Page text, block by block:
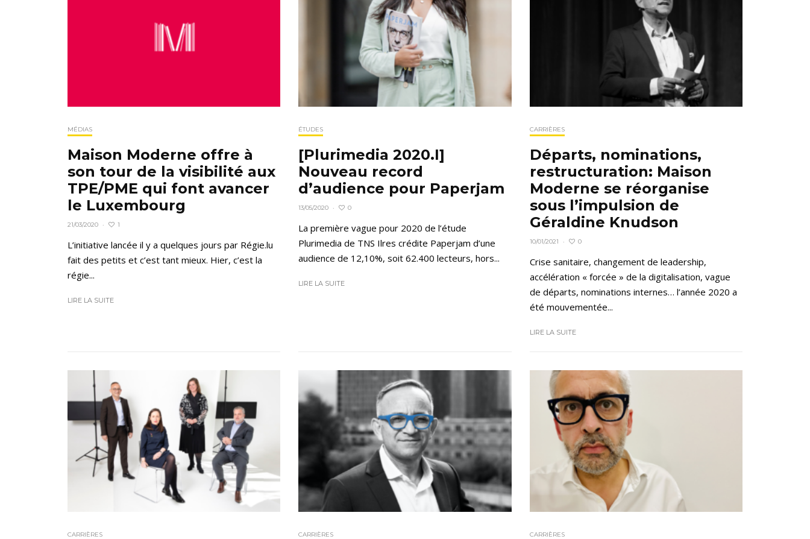
MÉDIAS
Maison Moderne offre à
son tour de la visibilité aux
TPE/PME qui font avancer
le Luxembourg
21/03/2020 · 1
L’initiative lancée il y a quelques jours par Régie.lu
fait des petits et c’est tant mieux. Hier, c’est la
régie...
LIRE LA SUITE
ÉTUDES
[Plurimedia 2020.I]
Nouveau record
d’audience pour Paperjam
13/05/2020 · 0
La première vague pour 2020 de l’étude
Plurimedia de TNS Ilres crédite Paperjam d’une
audience de 12,10%, soit 62.400 lecteurs, hors...
LIRE LA SUITE
CARRIÈRES
Départs, nominations,
restructuration: Maison
Moderne se réorganise
sous l’impulsion de
Géraldine Knudson
10/01/2021 · 0
Crise sanitaire, changement de leadership,
accélération « forcée » de la digitalisation, vague
de départs, nominations internes… l’année 2020 a
été mouvementée...
LIRE LA SUITE
CARRIÈRES CARRIÈRES CARRIÈRES